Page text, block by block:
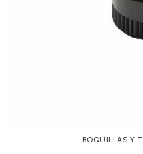
BOQUILLAS Y